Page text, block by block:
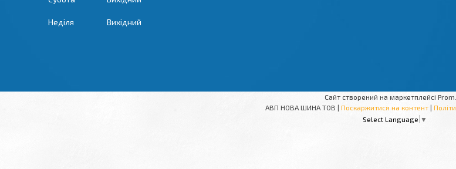
Неділя Вихідний
Сайт створений на маркетплейсі
АВП НОВА ШИНА ТОВ | Поскаржитися на контент |
Select Language ▼